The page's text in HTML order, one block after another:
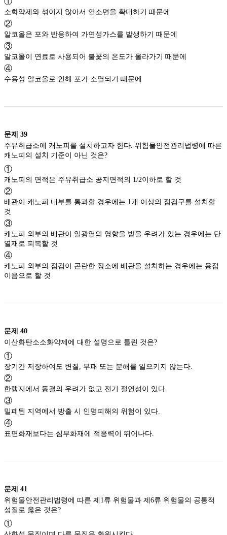
소화약제와 섞이지 않아서 연소면을 확대하기 때문에
②
알코올은 포와 반응하여 가연성가스를 발생하기 때문에
③
알코올이 연료로 사용되어 불꽃의 온도가 올라가기 때문에
④
수용성 알코올로 인해 포가 소멸되기 때문에
문제 39
주유취급소에 캐노피를 설치하고자 한다. 위험물안전관리법령에 따른
①
캐노피의 면적은 주유취급소 공지면적의 1/2이하로 할 것
②
배관이 캐노피 내부를 통과할 경우에는 1개 이상의 점검구를 설치할
것
③
캐노피 외부의 배관이 일광열의 영향을 받을 우려가 있는 경우에는 단
열재로 피복할 것
④
캐노피 외부의 점검이 곤란한 장소에 배관을 설치하는 경우에는 용접
이음으로 할 것
문제 40
①
장기간 저장하여도 변질, 부패 또는 분해를 일으키지 않는다.
②
한랭지에서 동결의 우려가 없고 전기 절연성이 있다.
③
밀폐된 지역에서 방출 시 인명피해의 위험이 있다.
④
표면화재보다는 심부화재에 적응력이 뛰어나다.
문제 41
위험물안전관리법령에 따른 제1류 위험물과 제6류 위험물의 공통적
①